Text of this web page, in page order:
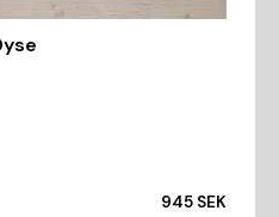
945 SEK